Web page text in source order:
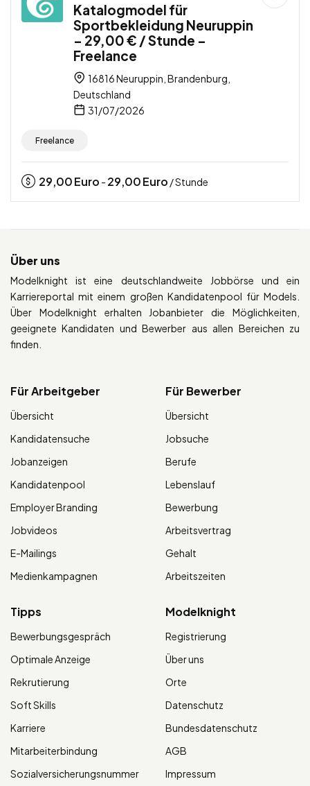
Katalogmodel für
Sportbekleidung Neuruppin
– 29,00 € / Stunde –
Freelance
16816 Neuruppin, Brandenburg,
Deutschland
31/07/2026
Freelance
29,00Euro - 29,00Euro / Stunde
Über uns
Modelknight ist eine deutschlandweite Jobbörse und ein
Karriereportal mit einem großen Kandidatenpool für Models.
Über Modelknight erhalten Jobanbieter die Möglichkeiten,
geeignete Kandidaten und Bewerber aus allen Bereichen zu
finden.
Für Arbeitgeber
Übersicht
Kandidatensuche
Jobanzeigen
Kandidatenpool
Employer Branding
Jobvideos
E-Mailings
Medienkampagnen
Für Bewerber
Übersicht
Jobsuche
Berufe
Lebenslauf
Bewerbung
Arbeitsvertrag
Gehalt
Arbeitszeiten
Tipps
Bewerbungsgespräch
Optimale Anzeige
Rekrutierung
Soft Skills
Karriere
Mitarbeiterbindung
Sozialversicherungsnummer
Modelknight
Registrierung
Über uns
Orte
Datenschutz
Bundesdatenschutz
AGB
Impressum